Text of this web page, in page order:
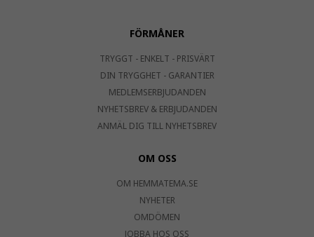
FÖRMÅNER
TRYGGT - ENKELT - PRISVÄRT
DIN TRYGGHET - GARANTIER
MEDLEMSERBJUDANDEN
NYHETSBREV & ERBJUDANDEN
ANMÄL DIG TILL NYHETSBREV
OM OSS
OM HEMMATEMA.SE
NYHETER
OMDÖMEN
JOBBA HOS OSS